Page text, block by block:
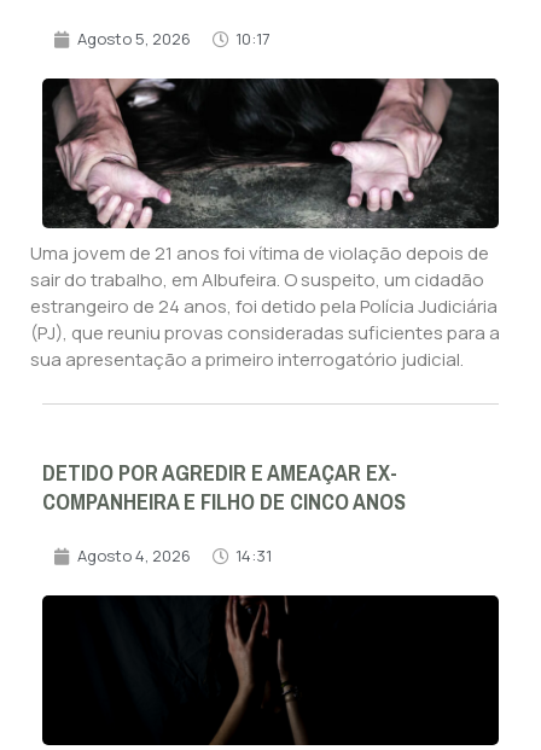
Agosto 5, 2026 10:17
Uma jovem de 21 anos foi vítima de violação depois de
sair do trabalho, em Albufeira. O suspeito, um cidadão
estrangeiro de 24 anos, foi detido pela Polícia Judiciária
(PJ), que reuniu provas consideradas suficientes para a
sua apresentação a primeiro interrogatório judicial.
DETIDO POR AGREDIR E AMEAÇAR EX-
COMPANHEIRA E FILHO DE CINCO ANOS
Agosto 4, 2026 14:31